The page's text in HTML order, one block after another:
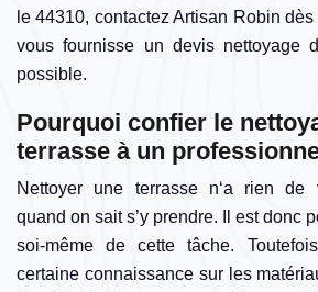
le 44310, contactez Artisan Robin dès
vous fournisse un devis nettoyage
possible.
Pourquoi confier le
terrasse à un
Nettoyer une terrasse n‘a rien de
quand on sait s’y prendre. Il est donc
soi-même de cette tâche.
certaine connaissance sur les